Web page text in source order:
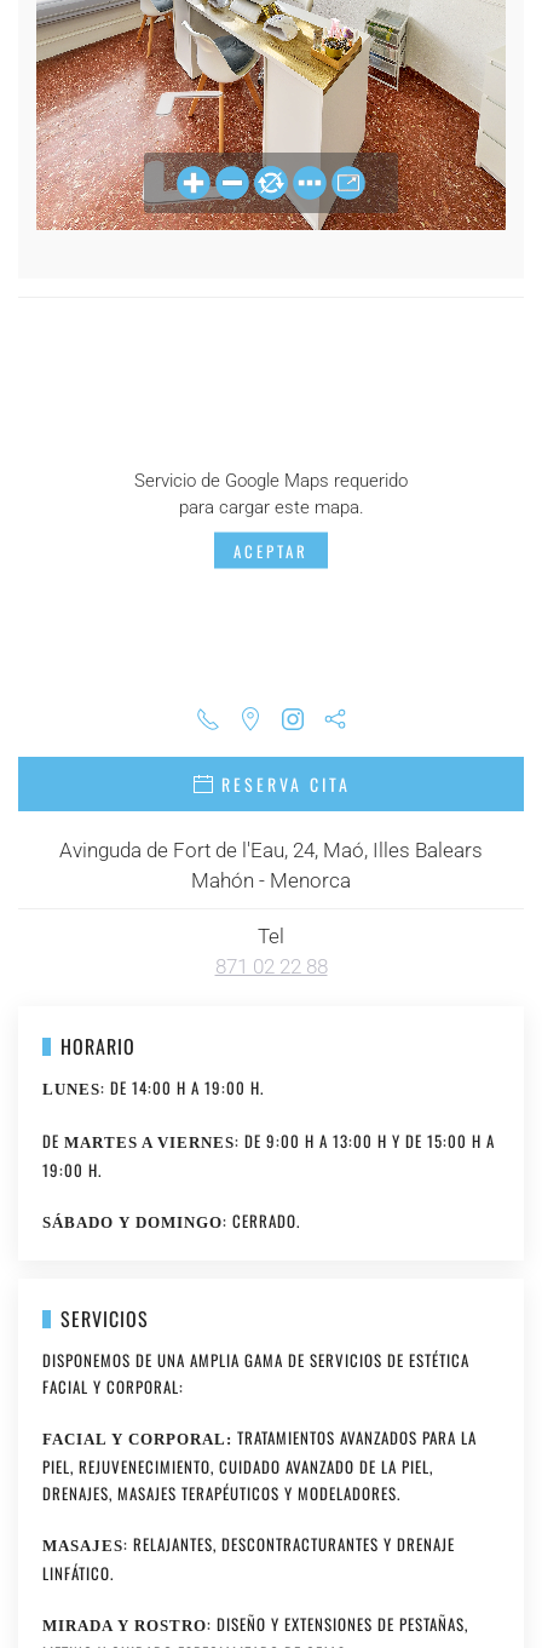
Servicio de Google Maps requerido
para cargar este mapa.
ACEPTAR
RESERVA CITA
Avinguda de Fort de l'Eau, 24, Maó, Illes Balears
Mahón - Menorca
Tel
871 02 22 88
HORARIO
LUNES: DE 14:00 H A 19:00 H.
DE MARTES A VIERNES: DE 9:00 H A 13:00 H Y DE 15:00 H A
19:00 H.
SÁBADO Y DOMINGO: CERRADO.
SERVICIOS
DISPONEMOS DE UNA AMPLIA GAMA DE SERVICIOS DE ESTÉTICA
FACIAL Y CORPORAL:
FACIAL Y CORPORAL: TRATAMIENTOS AVANZADOS PARA LA
PIEL, REJUVENECIMIENTO, CUIDADO AVANZADO DE LA PIEL,
DRENAJES, MASAJES TERAPÉUTICOS Y MODELADORES.
MASAJES: RELAJANTES, DESCONTRACTURANTES Y DRENAJE
LINFÁTICO.
MIRADA Y ROSTRO: DISEÑO Y EXTENSIONES DE PESTAÑAS,